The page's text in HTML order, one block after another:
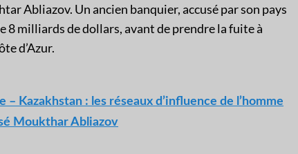
Abliazov. Un ancien banquier, accusé par son pays
8 milliards de dollars, avant de prendre la fuite à
d’Azur.
– Kazakhstan : les réseaux d’influence de l’homme
Moukthar Abliazov